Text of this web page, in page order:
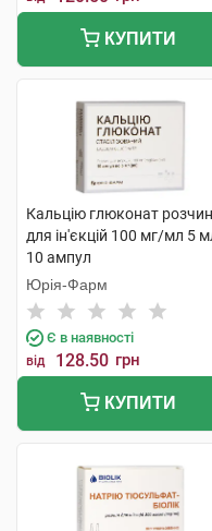
КУПИТИ
Кальцію глюконат розчин
для ін'єкцій 100 мг/мл 5
10 ампул
Юрія-Фарм
Є в наявності
від 128.50 грн
КУПИТИ